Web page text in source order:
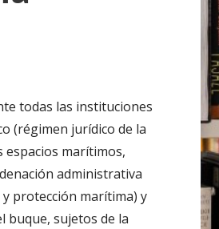
todas las instituciones
(régimen jurídico de la
marítimos,
administrativa
protección marítima) y
buque, sujetos de la